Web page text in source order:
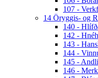
107 -
14 Öryggis- og
140 -
142 -
143 -
144 -
145 -
146 -